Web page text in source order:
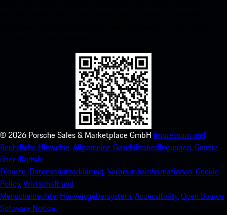
© 2026 Porsche Sales & Marketplace GmbH Impressum und
Rechtliche Hinweise.Allgemeine Geschäftsbedingungen.Gesetz
über digitale
Dienste. Datenschutzerklärung.Verbrauchsinformationen.Cookie
Policy.Wirtschaft und
Menschenrechte. Hinweisgebersystem.Accessibility.Open Source
Software Notice.